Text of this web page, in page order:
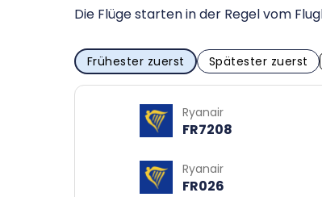
Die Flüge starten in der Regel vom
Frühester zuerst Spätester zuerst
Ryanair
FR7208
Ryanair
FR026